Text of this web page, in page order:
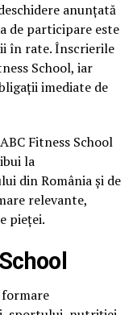
anunțată
de participare este
în rate. Înscrierile
School, iar
imediate de
Fitness School
la
din România și de
relevante,
pieței.
formare